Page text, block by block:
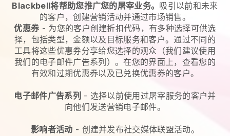
Blackbell将帮助您推广您的屠宰业务。 吸引以前和未来
的客户，创建营销活动并通过市场销售。
优惠券- 为您的客户创建折扣代码，有多种选择可供选
择，包括类型，金额以及目标服务和客户。通过不同的
工具将这些优惠券分享给您选择的观众（我们建议使用
我们的电子邮件广告系列）。在您的界面上，查看您的
有效和过期优惠券以及已兑换优惠券的客户。
电子邮件广告系列 - 选择以前使用过屠宰服务的客户并
向他们发送营销电子邮件。
影响者活动 - 创建并发布社交媒体联盟活动。